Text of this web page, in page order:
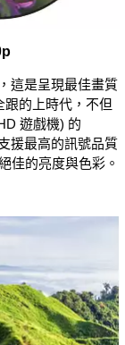
這是呈現最佳畫質
跟的上時代，不但
遊戲機) 的
援最高的訊號品質
佳的亮度與色彩。